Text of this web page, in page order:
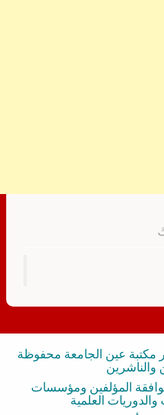
مكتبة عين الجامعة محفوظة
والناشرين
المؤلفين ومؤسسات
العلمية